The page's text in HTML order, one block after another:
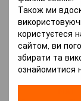
Також ми
користуєтеся
сайтом, ви
збирати та
ознайомитися
Артикул: Doblo
покоління